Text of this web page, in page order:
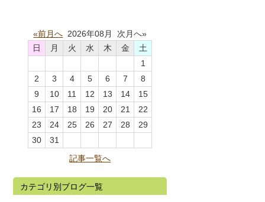
«前月へ 2026年08月 次月へ»
日
月 火 水 木 金
土
1
2
3 4 5 6 7
8
9
10 11 12 13 14
15
16
17 18 19 20 21
22
23
24 25 26 27 28
29
30
31
記事一覧へ
カテゴリ別ブログ一覧